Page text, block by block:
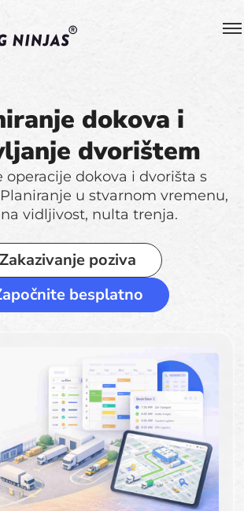
dokova i
dvorištem
operacije dokova i dvorišta s
u stvarnom vremenu,
vidljivost, nulta trenja.
Zakazivanje poziva
besplatno